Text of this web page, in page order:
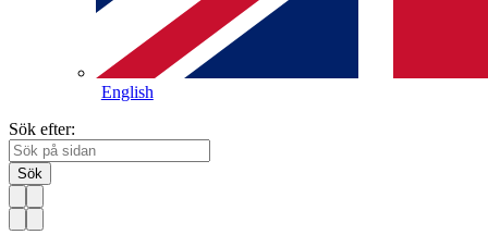
English
Sök efter:
Sök